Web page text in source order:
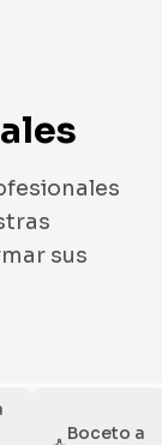
sus
Boceto a